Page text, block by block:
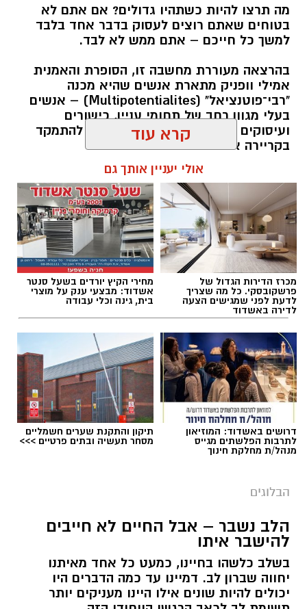
מה תרצו להיות כשתהיו גדולים? אם אתם לא
בטוחים שאתם רוצים לעסוק בדבר אחד בלבד
למשך כל חייכם – אתם ממש לא לבד.
בהרצאה מעוררת מחשבה זו, הסופרת והאמנית
אמילי וופניק מתארת אנשים שהיא מכנה
"רבי־פוטנציאל" (Multipotentialites) – אנשים
בעלי מגוון רחב של תחומי עניין, כישורים
ועיסוקים שונים לאורך חייהם, במקום להתמקד
בקריירה אחת בלבד.
האם גם אתם כאלה?
להאזנה לתוכן:
אלדה נתנאל / 09:20 07.08.26
תגים:ייעוד
רוצה לעקוב אחרי הערוץ של הקבוצה "אשדוד נט"
קרא עוד
אולי יעניין אותך גם
מכרז הדירות הגדול של
פרשקובסקי. כל מה שצריך
לדעת לפני שמגישים הצעה
לדירה באשדוד
מחירי הקיץ יורדים בשעל סנטר
אשדוד: מבצעי ענק על מוצרי
בית, גינה וכלי עבודה
דרושים באשדוד: המוזיאון
לתרבות הפלשתים מגייס
מנהל/ת מחלקת חינוך
תיקון והתקנת שערים חשמליים
מסחר תעשיה ובתים פרטיים >>>
הבלוגים
הלב נשבר – אבל החיים לא חייבים
להישבר איתו
בשלב כלשהו בחיינו, כמעט כל אחד מאיתנו
יחווה שברון לב. דמיינו עד כמה הדברים היו
יכולים להיות שונים אילו היינו מעניקים יותר